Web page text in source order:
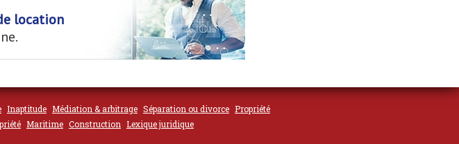
location
Inaptitude Médiation & arbitrage Séparation ou divorce Propriété
Maritime Construction Lexique juridique